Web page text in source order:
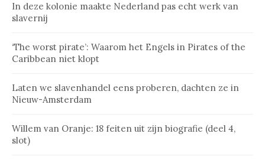
In deze kolonie maakte Nederland pas echt werk van
slavernij
‘The worst pirate’: Waarom het Engels in Pirates of the
Caribbean niet klopt
Laten we slavenhandel eens proberen, dachten ze in
Nieuw-Amsterdam
Willem van Oranje: 18 feiten uit zijn biografie (deel 4,
slot)